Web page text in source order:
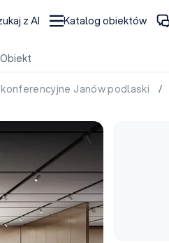
z AI Katalog obiektów
Obiekt
Janów podlaski /